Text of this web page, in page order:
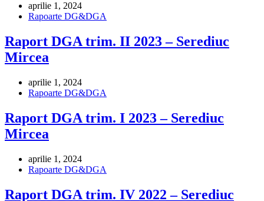
aprilie 1, 2024
Rapoarte DG&DGA
Raport DGA trim. II 2023 – Serediuc
Mircea
aprilie 1, 2024
Rapoarte DG&DGA
Raport DGA trim. I 2023 – Serediuc
Mircea
aprilie 1, 2024
Rapoarte DG&DGA
Raport DGA trim. IV 2022 – Serediuc